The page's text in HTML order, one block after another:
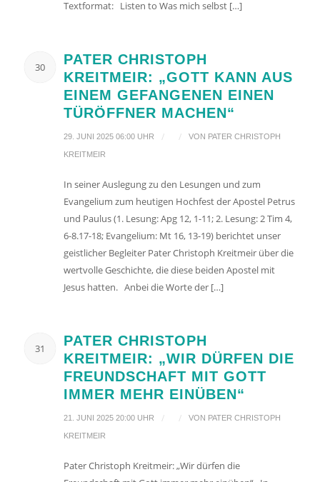
Textformat: Listen to Was mich selbst […]
30
PATER CHRISTOPH
KREITMEIR: „GOTT KANN AUS
EINEM GEFANGENEN EINEN
TÜRÖFFNER MACHEN“
29. JUNI 2025 06:00 UHR / / VON PATER CHRISTOPH
KREITMEIR
In seiner Auslegung zu den Lesungen und zum
Evangelium zum heutigen Hochfest der Apostel Petrus
und Paulus (1. Lesung: Apg 12, 1-11; 2. Lesung: 2 Tim 4,
6-8.17-18; Evangelium: Mt 16, 13-19) berichtet unser
geistlicher Begleiter Pater Christoph Kreitmeir über die
wertvolle Geschichte, die diese beiden Apostel mit
Jesus hatten. Anbei die Worte der […]
31
PATER CHRISTOPH
KREITMEIR: „WIR DÜRFEN DIE
FREUNDSCHAFT MIT GOTT
IMMER MEHR EINÜBEN“
21. JUNI 2025 20:00 UHR / / VON PATER CHRISTOPH
KREITMEIR
Pater Christoph Kreitmeir: „Wir dürfen die